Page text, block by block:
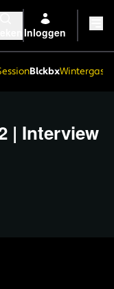
Inloggen
Blckbx
| Interview